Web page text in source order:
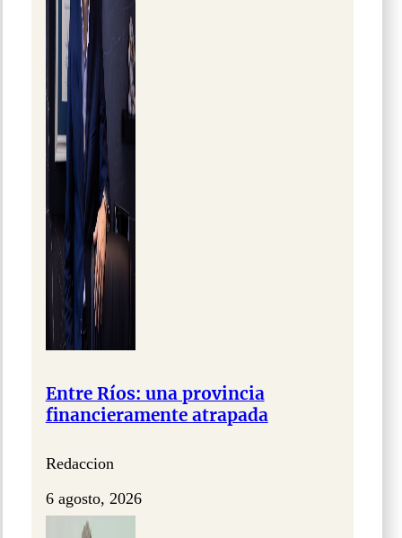
Entre Ríos: una provincia
financieramente atrapada
Redaccion
6 agosto, 2026